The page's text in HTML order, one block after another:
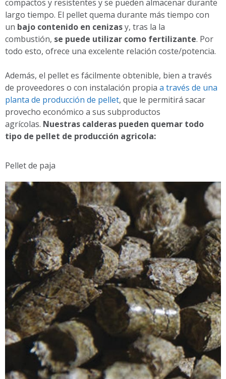
compactos y resistentes y se pueden almacenar durante
largo tiempo. El pellet quema durante más tiempo con
un bajo contenido en cenizasy, tras la la
combustión, se puede utilizar como fertilizante. Por
todo esto, ofrece una excelente relación coste/potencia.
Además, el pellet es fácilmente obtenible, bien a través
de proveedores o con instalación propia a través de una
planta de producción de pellet, que le permitirá sacar
provecho económico a sus subproductos
agrícolas. Nuestras calderas pueden quemar todo
tipo de pellet de producción agricola:
Pellet de paja